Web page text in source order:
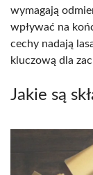
wymagają
wpływać na
cechy nadają
kluczową dla
Jakie są